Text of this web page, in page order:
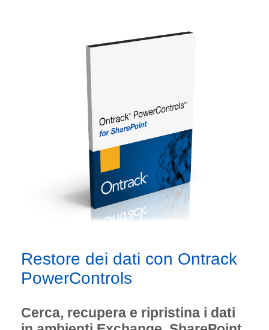
Restore dei dati con Ontrack
PowerControls
Cerca, recupera e ripristina i dati